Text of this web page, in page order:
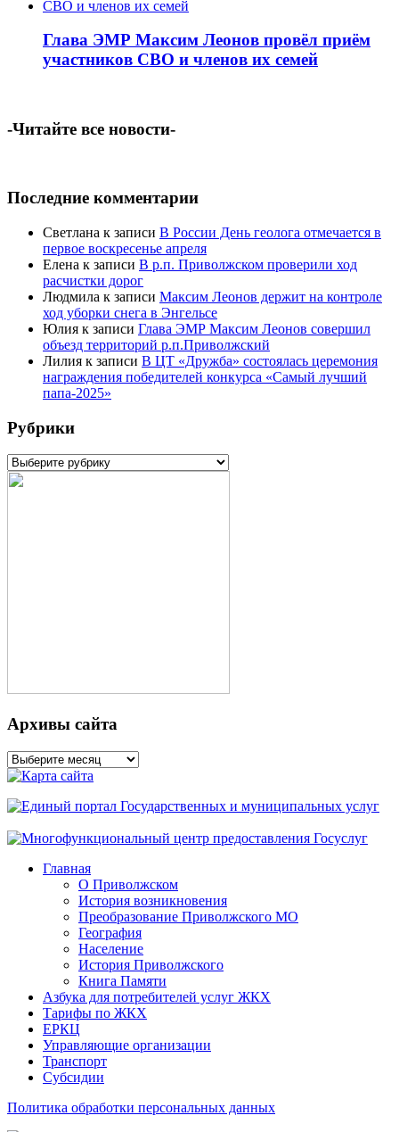
Глава ЭМР Максим Леонов провёл приём
участников СВО и членов их семей
-Читайте все новости-
Последние комментарии
Светлана к записи В России День геолога отмечается в
первое воскресенье апреля
Елена к записи В р.п. Приволжском проверили ход
расчистки дорог
Людмила к записи Максим Леонов держит на контроле
ход уборки снега в Энгельсе
Юлия к записи Глава ЭМР Максим Леонов совершил
объезд территорий р.п.Приволжский
Лилия к записи В ЦТ «Дружба» состоялась церемония
награждения победителей конкурса «Самый лучший
папа-2025»
Рубрики
Рубрики
Архивы сайта
Архивы
сайта
Главная
О Приволжском
История возникновения
Преобразование Приволжского МО
География
Население
История Приволжского
Книга Памяти
Азбука для потребителей услуг ЖКХ
Тарифы по ЖКХ
ЕРКЦ
Управляющие организации
Транспорт
Субсидии
Политика обработки персональных данных